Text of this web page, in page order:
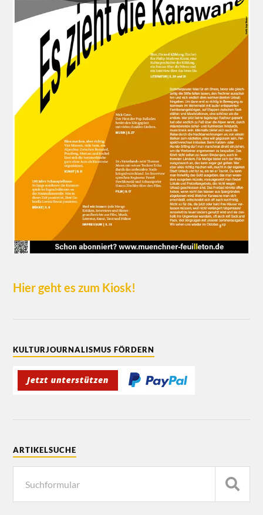
Hier geht es zum Kiosk!
KULTURJOURNALISMUS FÖRDERN
ARTIKELSUCHE